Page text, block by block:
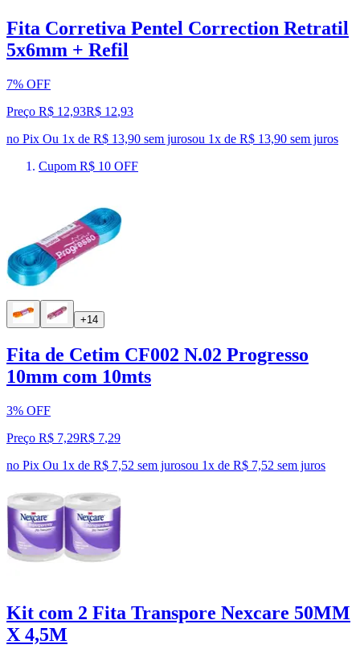
Fita Corretiva Pentel Correction Retratil
5x6mm + Refil
7% OFF
Preço R$ 12,93R$ 12,93
no Pix Ou 1x de R$ 13,90 sem jurosou 1x de R$ 13,90 sem juros
Cupom R$ 10 OFF
+14
Fita de Cetim CF002 N.02 Progresso
10mm com 10mts
3% OFF
Preço R$ 7,29R$ 7,29
no Pix Ou 1x de R$ 7,52 sem jurosou 1x de R$ 7,52 sem juros
Kit com 2 Fita Transpore Nexcare 50MM
X 4,5M